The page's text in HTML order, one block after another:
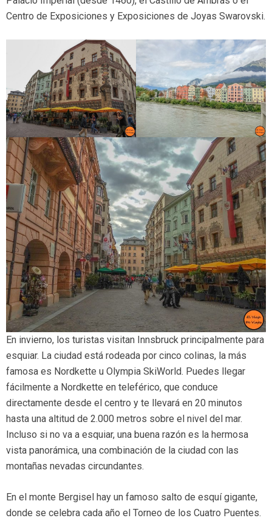
Centro de Exposiciones y Exposiciones de Joyas Swarovski.
En invierno, los turistas visitan Innsbruck principalmente para
esquiar. La ciudad está rodeada por cinco colinas, la más
famosa es Nordkette u Olympia SkiWorld. Puedes llegar
fácilmente a Nordkette en teleférico, que conduce
directamente desde el centro y te llevará en 20 minutos
hasta una altitud de 2.000 metros sobre el nivel del mar.
Incluso si no va a esquiar, una buena razón es la hermosa
vista panorámica, una combinación de la ciudad con las
montañas nevadas circundantes.
En el monte Bergisel hay un famoso salto de esquí gigante,
donde se celebra cada año el Torneo de los Cuatro Puentes.